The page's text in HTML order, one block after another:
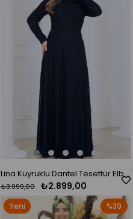
Lina Kuyruklu Dantel Tesettür Elbise Lacivert
₺2.899,00
₺3.999,00
%39
Yeni